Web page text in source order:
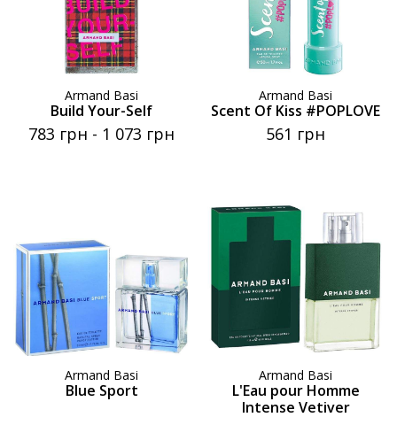
Armand Basi
Build Your-Self
783 грн - 1 073 грн
Armand Basi
Scent Of Kiss #POPLOVE
561 грн
Armand Basi
Blue Sport
Armand Basi
L'Eau pour Homme
Intense Vetiver